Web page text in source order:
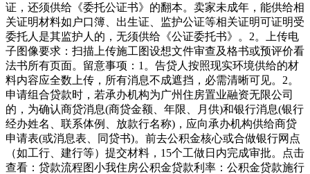
证，还须供给《委托公证书》的翻本。卖家未成年，能供给相
关证明材料如户口簿、出生证、监护公证等相关证明可证明受
委托人是其监护人的，无须供给《公证委托书》。2。上传电
子图像要求：扫描上传施工图设想文件审查及格书或预评价看
法书所有页面。留意事项：1。告贷人按照现实环境供给的材
料内容应全数上传，所有消息不成遮挡，必需清晰可见。2。
申请组合贷款时，若承办机构为广州住房置业融资无限公司
的，为确认商贷消息(商贷金额、年限、月供)和银行消息(银行
经办姓名、联系体例、放款行名称)，应向承办机构供给商贷
申请表(或消息表、同贷书)。前去公积金核心或合做银行网点
（如工行、建行等）提交材料，15个工做日内完成审批。点击
查看：贷款流程图小我住房公积金贷款利率：公积金贷款施行